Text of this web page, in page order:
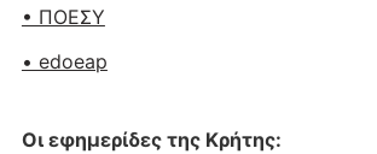
• ΠΟΕΣΥ
• edoeap
Οι εφημερίδες της Κρήτης: